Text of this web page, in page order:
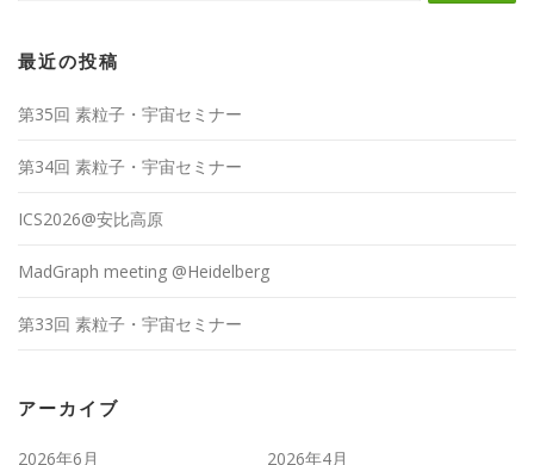
最近の投稿
第35回 素粒子・宇宙セミナー
第34回 素粒子・宇宙セミナー
ICS2026@安比高原
MadGraph meeting @Heidelberg
第33回 素粒子・宇宙セミナー
アーカイブ
2026年6月
2026年4月